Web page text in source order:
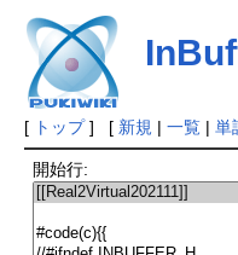
[ トップ] [ 新規 | 一覧| 単
開始行: